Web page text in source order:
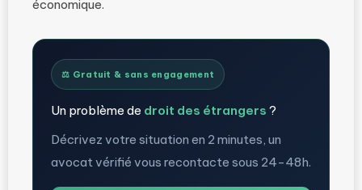
économique.
⚖️ Gratuit & sans engagement
Un problème de droit des étrangers ?
Décrivez votre situation en 2 minutes, un
avocat vérifié vous recontacte sous 24-48h.